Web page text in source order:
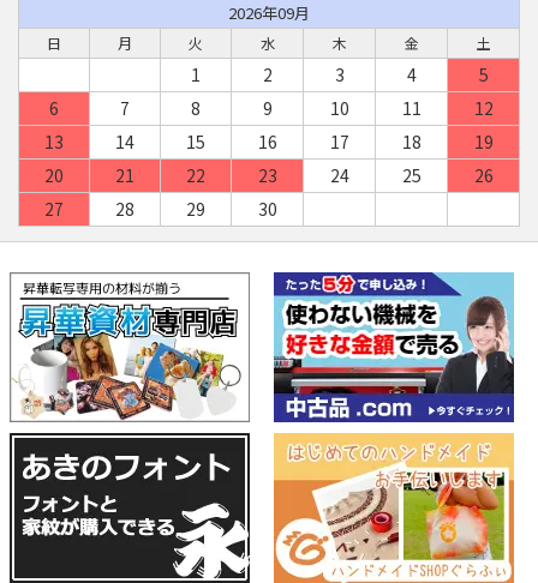
2026年09月
日 月 火 水 木 金 土
1 2 3 4
5
6
7 8 9 10 11
12
13
14 15 16 17 18
19
20
21 22 23 24 25
26
27
28 29 30